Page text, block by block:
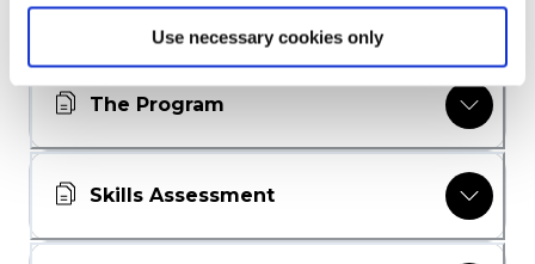
Use necessary cookies only
All About This Training
The Program
Skills Assessment